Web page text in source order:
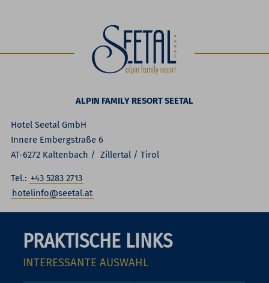
ALPIN FAMILY RESORT SEETAL
Hotel Seetal GmbH
Innere Embergstraße 6
AT-6272 Kaltenbach / Zillertal / Tirol
Tel.: +43 5283 2713
hotelinfo@seetal.at
PRAKTISCHE LINKS
INTERESSANTE AUSWAHL